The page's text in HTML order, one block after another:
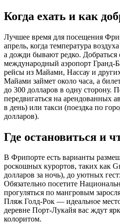
Когда ехать и как
Лучшее время для посещения
апрель, когда температура
а дожди бывают редко. Добраться
международный аэропорт Гранд-
рейсы из Майами, Нассау и
Майами займет около часа, а
до 300 долларов в одну сторону.
передвигаться на арендованных
в день) или такси (поездка по
долларов).
Где остановиться и
В Фрипорте есть варианты
роскошных курортов, таких как
долларов за ночь), до уютных
Обязательно посетите
прогуляться по мангровым
Пляж Голд-Рок — идеальное
деревне Порт-Лукайя вас ждут
колоритом.